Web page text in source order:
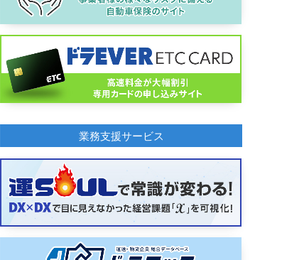
業務支援サービス